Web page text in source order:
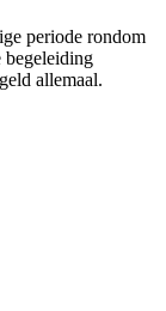
periode rondom
begeleiding
allemaal.